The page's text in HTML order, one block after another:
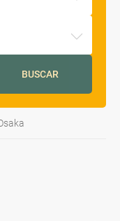
BUSCAR